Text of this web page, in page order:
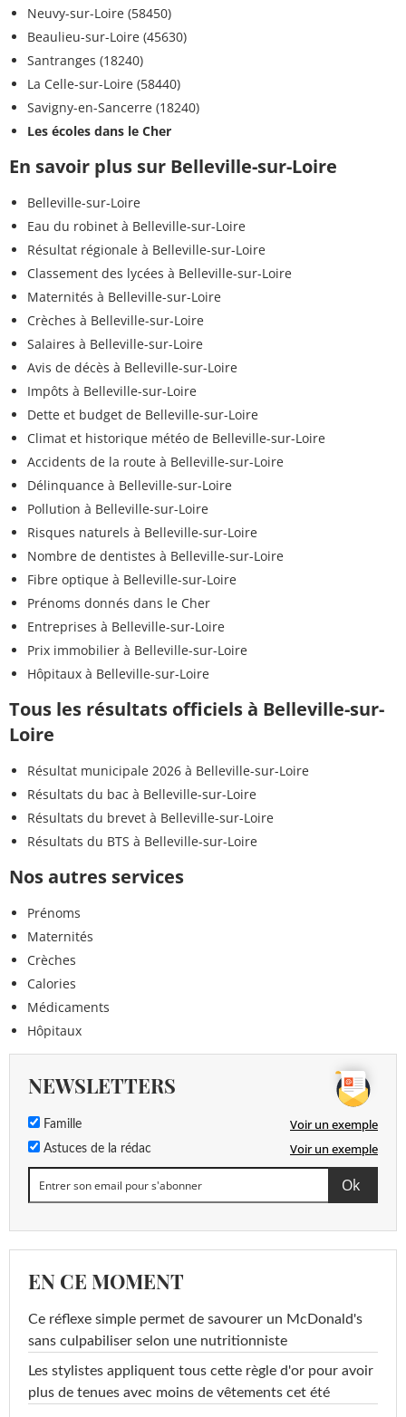
Neuvy-sur-Loire (58450)
Beaulieu-sur-Loire (45630)
Santranges (18240)
La Celle-sur-Loire (58440)
Savigny-en-Sancerre (18240)
Les écoles dans le Cher
En savoir plus sur Belleville-sur-Loire
Belleville-sur-Loire
Eau du robinet à Belleville-sur-Loire
Résultat régionale à Belleville-sur-Loire
Classement des lycées à Belleville-sur-Loire
Maternités à Belleville-sur-Loire
Crèches à Belleville-sur-Loire
Salaires à Belleville-sur-Loire
Avis de décès à Belleville-sur-Loire
Impôts à Belleville-sur-Loire
Dette et budget de Belleville-sur-Loire
Climat et historique météo de Belleville-sur-Loire
Accidents de la route à Belleville-sur-Loire
Délinquance à Belleville-sur-Loire
Pollution à Belleville-sur-Loire
Risques naturels à Belleville-sur-Loire
Nombre de dentistes à Belleville-sur-Loire
Fibre optique à Belleville-sur-Loire
Prénoms donnés dans le Cher
Entreprises à Belleville-sur-Loire
Prix immobilier à Belleville-sur-Loire
Hôpitaux à Belleville-sur-Loire
Tous les résultats officiels à Belleville-sur-
Loire
Résultat municipale 2026 à Belleville-sur-Loire
Résultats du bac à Belleville-sur-Loire
Résultats du brevet à Belleville-sur-Loire
Résultats du BTS à Belleville-sur-Loire
Nos autres services
Prénoms
Maternités
Crèches
Calories
Médicaments
Hôpitaux
NEWSLETTERS
Famille Voir un exemple
Astuces de la rédac Voir un exemple
EN CE MOMENT
Ce réflexe simple permet de savourer un McDonald's
sans culpabiliser selon une nutritionniste
Les stylistes appliquent tous cette règle d'or pour avoir
plus de tenues avec moins de vêtements cet été